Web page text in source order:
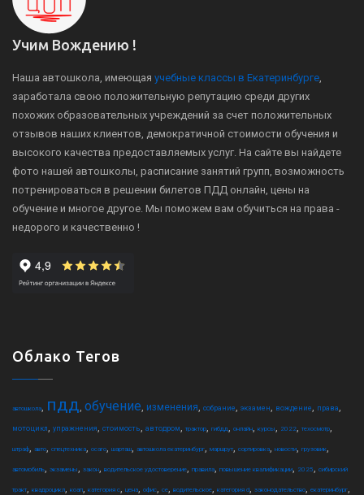
Учим Вождению !
Наша автошкола, имеющая учебные классы в Екатеринбурге,
заработала свою положительную репутацию среди других
похожих образовательных учреждений за счет положительных
отзывов наших клиентов, демократичной стоимости обучения и
высокого качества предоставляемых услуг. На сайте вы найдете
фото нашей автошколы, расписание занятий групп, возможность
потренироваться в решении билетов ПДД онлайн, цены на
обучение и многое другое. Мы поможем вам обучиться на права -
недорого и качественно !
Облако Тегов
автошкола, пдд, обучение, изменения, собрание, экзамен, вождение, права,
мотоцикл, упражнения, стоимость, автодром, трактор, гибдд, онлайн, курсы, 2022, техосмотр,
штраф, авто, спецтехника, осаго, шарташ, автошкола екатеринбург, маршрут, сортировка, новости, грузовик,
автомобиль, экзамены, закон, водительское удостоверение, правила, повышение квалификации, 2025, сибирский
тракт, квадроцикл, коап, категория c, цена, офис, ce, водительское, категория d, законодательство, екатеринбург,